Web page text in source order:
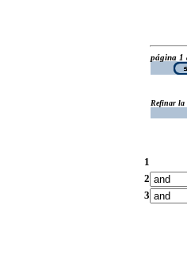
página 1
Refinar la
1
2
3